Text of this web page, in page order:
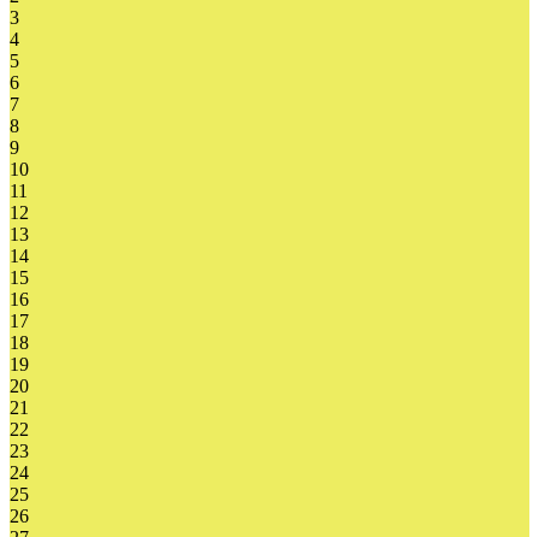
3
4
5
6
7
8
9
10
11
12
13
14
15
16
17
18
19
20
21
22
23
24
25
26